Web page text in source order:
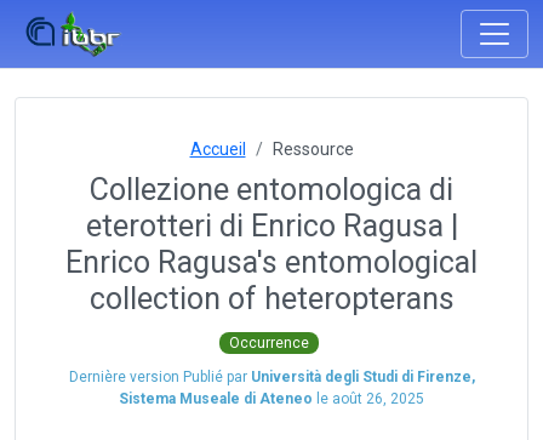
Accueil Ressource
Collezione entomologica di
eterotteri di Enrico Ragusa |
Enrico Ragusa's entomological
collection of heteropterans
Occurrence
Dernière version Publié par Università degli Studi di Firenze,
Sistema Museale di Ateneo le août 26, 2025